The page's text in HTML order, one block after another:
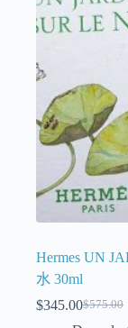
Hermes UN
水 30ml
$575.00
$345.00